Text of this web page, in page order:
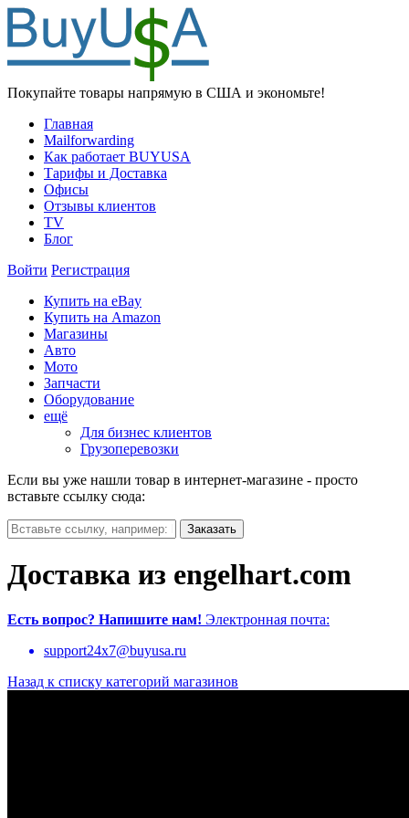
Покупайте товары напрямую в США и экономьте!
Главная
Mailforwarding
Как работает BUYUSA
Тарифы и Доставка
Офисы
Отзывы клиентов
TV
Блог
Войти Регистрация
Купить на eBay
Купить на Amazon
Магазины
Авто
Мото
Запчасти
Оборудование
ещё
Для бизнес клиентов
Грузоперевозки
Если вы уже нашли товар в интернет-магазине - просто
вставьте ссылку сюда:
Доставка из engelhart.com
Есть вопрос? Напишите нам! Электронная почта:
support24x7@buyusa.ru
Назад к списку категорий магазинов